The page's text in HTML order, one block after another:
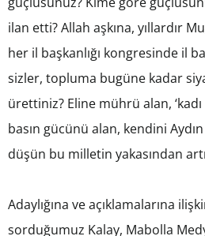
ilan etti? Allah aşkına, yıllardır
her il başkanlığı kongresinde il
sizler, topluma bugüne kadar
ürettiniz? Eline mührü alan,
basın gücünü alan, kendini
düşün bu milletin yakasından
Adaylığına ve açıklamalarına
sorduğumuz Kalay, Mabolla